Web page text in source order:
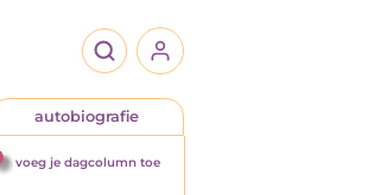
autobiografie
voeg je dagcolumn toe